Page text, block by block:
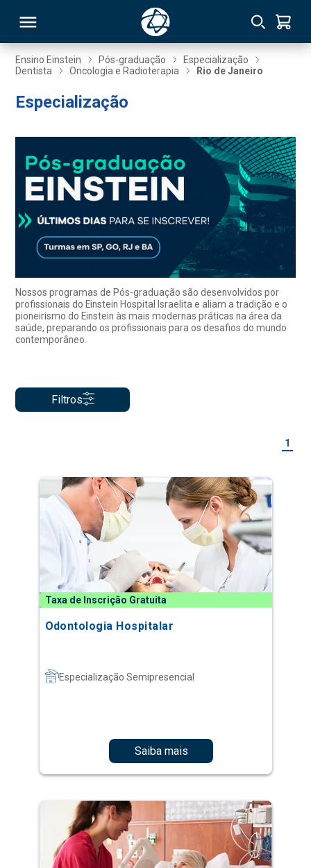
Ensino Einstein Pós-graduação
Especialização
Dentista
Oncologia e Radioterapia Rio de Janeiro
Especialização
Nossos programas de Pós-graduação são desenvolvidos por
profissionais do Einstein Hospital Israelita e aliam a tradição e o
pioneirismo do Einstein às mais modernas práticas na área da
saúde, preparando os profissionais para os desafios do mundo
contemporâneo.
Filtros
1
Taxa de Inscrição Gratuita
Odontologia Hospitalar
Especialização Semipresencial
Saiba mais